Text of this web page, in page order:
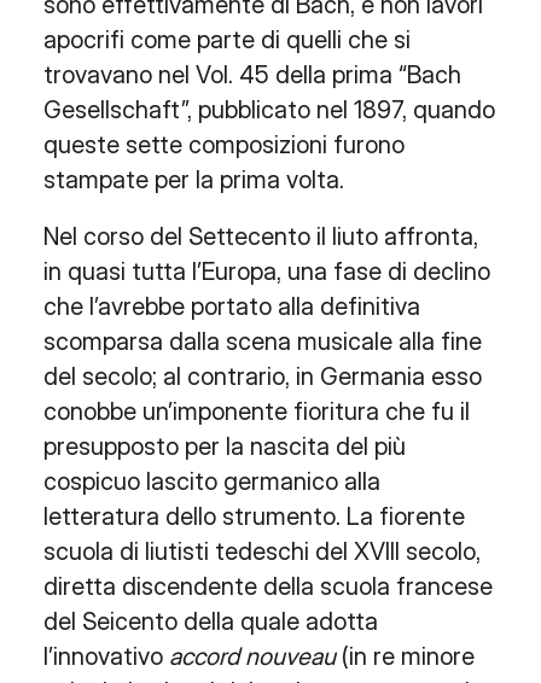
apocrifi come parte di quelli che si
trovavano nel Vol. 45 della prima “Bach
Gesellschaft”, pubblicato nel 1897, quando
queste sette composizioni furono
stampate per la prima volta.
Nel corso del Settecento il liuto affronta,
in quasi tutta l’Europa, una fase di declino
che l’avrebbe portato alla definitiva
scomparsa dalla scena musicale alla fine
del secolo; al contrario, in Germania esso
conobbe un’imponente fioritura che fu il
presupposto per la nascita del più
cospicuo lascito germanico alla
letteratura dello strumento. La fiorente
scuola di liutisti tedeschi del XVIII secolo,
diretta discendente della scuola francese
del Seicento della quale adotta
l’innovativo accord nouveau(in re minore